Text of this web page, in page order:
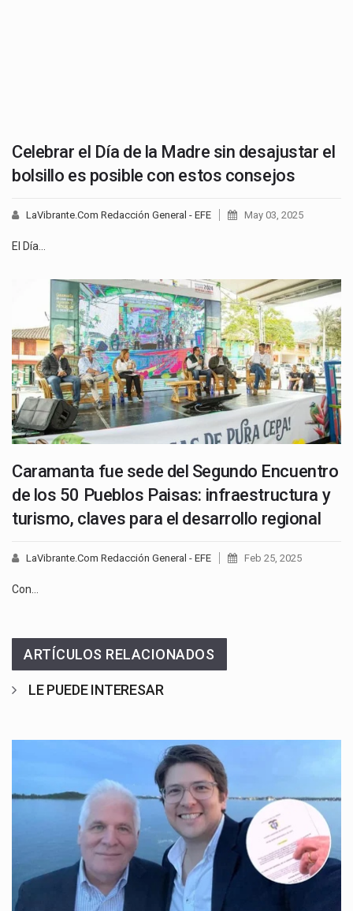
Celebrar el Día de la Madre sin desajustar el
bolsillo es posible con estos consejos
LaVibrante.Com Redacción General - EFE May 03, 2025
El Día…
Caramanta fue sede del Segundo Encuentro
de los 50 Pueblos Paisas: infraestructura y
turismo, claves para el desarrollo regional
LaVibrante.Com Redacción General - EFE Feb 25, 2025
Con…
ARTÍCULOS RELACIONADOS
LE PUEDE INTERESAR